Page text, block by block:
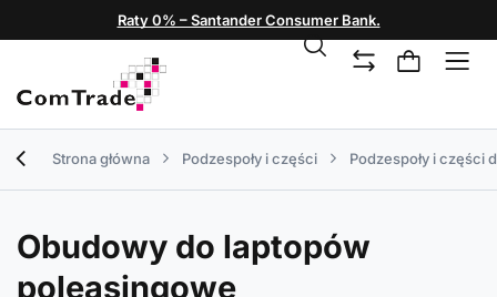
Raty 0% – Santander Consumer Bank.
Strona główna Podzespoły i części Podzespoły i części
Obudowy do laptopów
poleasingowe